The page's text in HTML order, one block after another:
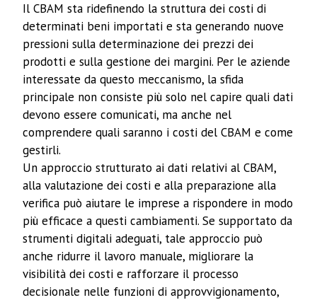
Il CBAM sta ridefinendo la struttura dei costi di
determinati beni importati e sta generando nuove
pressioni sulla determinazione dei prezzi dei
prodotti e sulla gestione dei margini. Per le aziende
interessate da questo meccanismo, la sfida
principale non consiste più solo nel capire quali dati
devono essere comunicati, ma anche nel
comprendere quali saranno i costi del CBAM e come
gestirli.
Un approccio strutturato ai dati relativi al CBAM,
alla valutazione dei costi e alla preparazione alla
verifica può aiutare le imprese a rispondere in modo
più efficace a questi cambiamenti. Se supportato da
strumenti digitali adeguati, tale approccio può
anche ridurre il lavoro manuale, migliorare la
visibilità dei costi e rafforzare il processo
decisionale nelle funzioni di approvvigionamento,